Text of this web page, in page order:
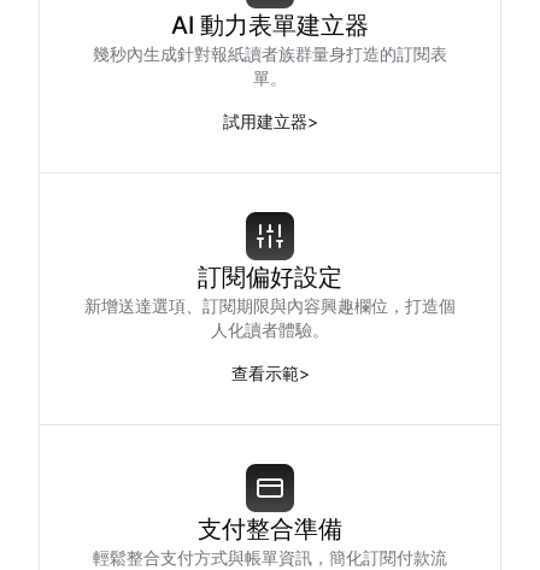
AI 動力表單建立器
幾秒內生成針對報紙讀者族群量身打造的訂閱表
單。
試用建立器>
訂閱偏好設定
新增送達選項、訂閱期限與內容興趣欄位，打造個
人化讀者體驗。
查看示範>
支付整合準備
輕鬆整合支付方式與帳單資訊，簡化訂閱付款流